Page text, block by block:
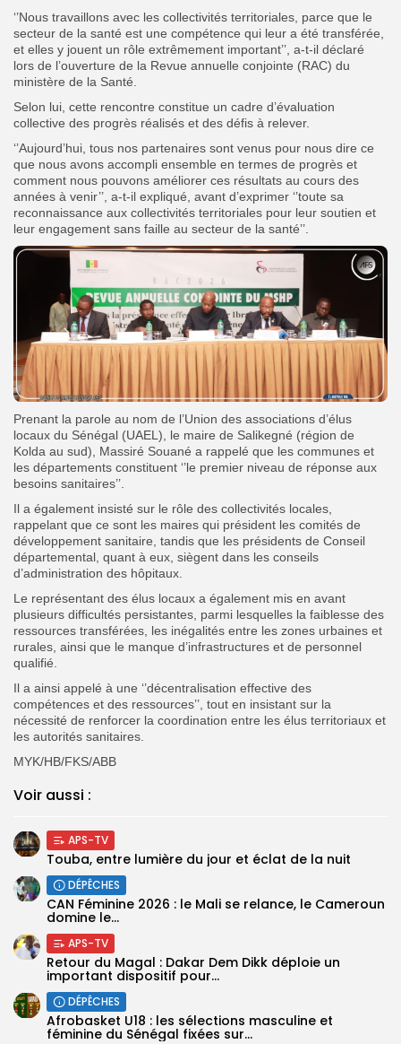
‘’Nous travaillons avec les collectivités territoriales, parce que le
secteur de la santé est une compétence qui leur a été transférée,
et elles y jouent un rôle extrêmement important’’, a-t-il déclaré
lors de l’ouverture de la Revue annuelle conjointe (RAC) du
ministère de la Santé.
Selon lui, cette rencontre constitue un cadre d’évaluation
collective des progrès réalisés et des défis à relever.
‘’Aujourd’hui, tous nos partenaires sont venus pour nous dire ce
que nous avons accompli ensemble en termes de progrès et
comment nous pouvons améliorer ces résultats au cours des
années à venir’’, a-t-il expliqué, avant d’exprimer ‘’toute sa
reconnaissance aux collectivités territoriales pour leur soutien et
leur engagement sans faille au secteur de la santé’’.
Prenant la parole au nom de l’Union des associations d’élus
locaux du Sénégal (UAEL), le maire de Salikegné (région de
Kolda au sud), Massiré Souané a rappelé que les communes et
les départements constituent ‘’le premier niveau de réponse aux
besoins sanitaires’’.
Il a également insisté sur le rôle des collectivités locales,
rappelant que ce sont les maires qui président les comités de
développement sanitaire, tandis que les présidents de Conseil
départemental, quant à eux, siègent dans les conseils
d’administration des hôpitaux.
Le représentant des élus locaux a également mis en avant
plusieurs difficultés persistantes, parmi lesquelles la faiblesse des
ressources transférées, les inégalités entre les zones urbaines et
rurales, ainsi que le manque d’infrastructures et de personnel
qualifié.
Il a ainsi appelé à une ‘’décentralisation effective des
compétences et des ressources’’, tout en insistant sur la
nécessité de renforcer la coordination entre les élus territoriaux et
les autorités sanitaires.
MYK/HB/FKS/ABB
Voir aussi :
APS-TV
Touba, entre lumière du jour et éclat de la nuit
DÉPÊCHES
‎CAN Féminine 2026 : le Mali se relance, le Cameroun
domine le...
APS-TV
Retour du Magal : Dakar Dem Dikk déploie un
important dispositif pour...
DÉPÊCHES
‎Afrobasket U18 : les sélections masculine et
féminine du Sénégal fixées sur...